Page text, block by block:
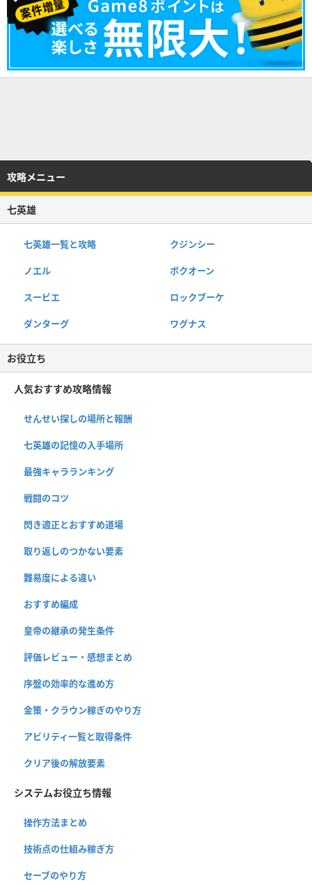
攻略メニュー
七英雄
七英雄一覧と攻略 クジンシー
ノエル ボクオーン
スービエ ロックブーケ
ダンターグ ワグナス
お役立ち
人気おすすめ攻略情報
せんせい探しの場所と報酬
七英雄の記憶の入手場所
最強キャラランキング
戦闘のコツ
閃き適正とおすすめ道場
取り返しのつかない要素
難易度による違い
おすすめ編成
皇帝の継承の発生条件
評価レビュー・感想まとめ
序盤の効率的な進め方
金策・クラウン稼ぎのやり方
アビリティ一覧と取得条件
クリア後の解放要素
システムお役立ち情報
操作方法まとめ
技術点の仕組み稼ぎ方
セーブのやり方